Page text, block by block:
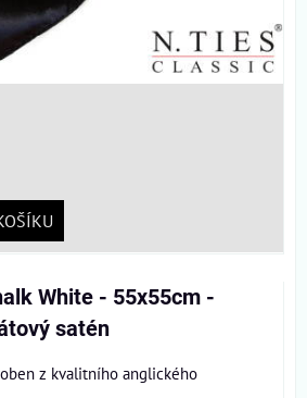
White - 55x55cm -
satén
z kvalitního anglického